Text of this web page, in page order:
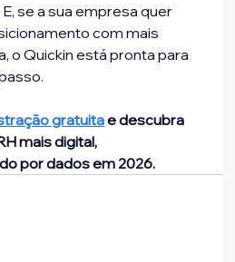
se a sua empresa quer
com mais
o Quickin está pronta para
gratuita e descubra
mais digital,
por dados em 2026.